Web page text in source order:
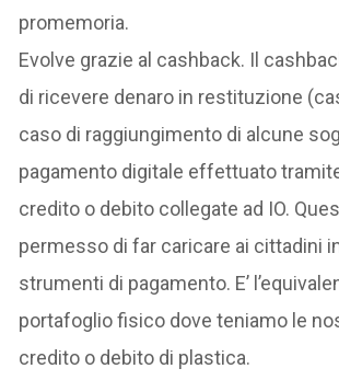
promemoria.
Evolve grazie al cashback. Il
di ricevere denaro in restituzione
caso di raggiungimento di alcune
pagamento digitale effettuato
credito o debito collegate ad IO.
permesso di far caricare ai cittadini
strumenti di pagamento. E’
portafoglio fisico dove teniamo le
credito o debito di plastica.